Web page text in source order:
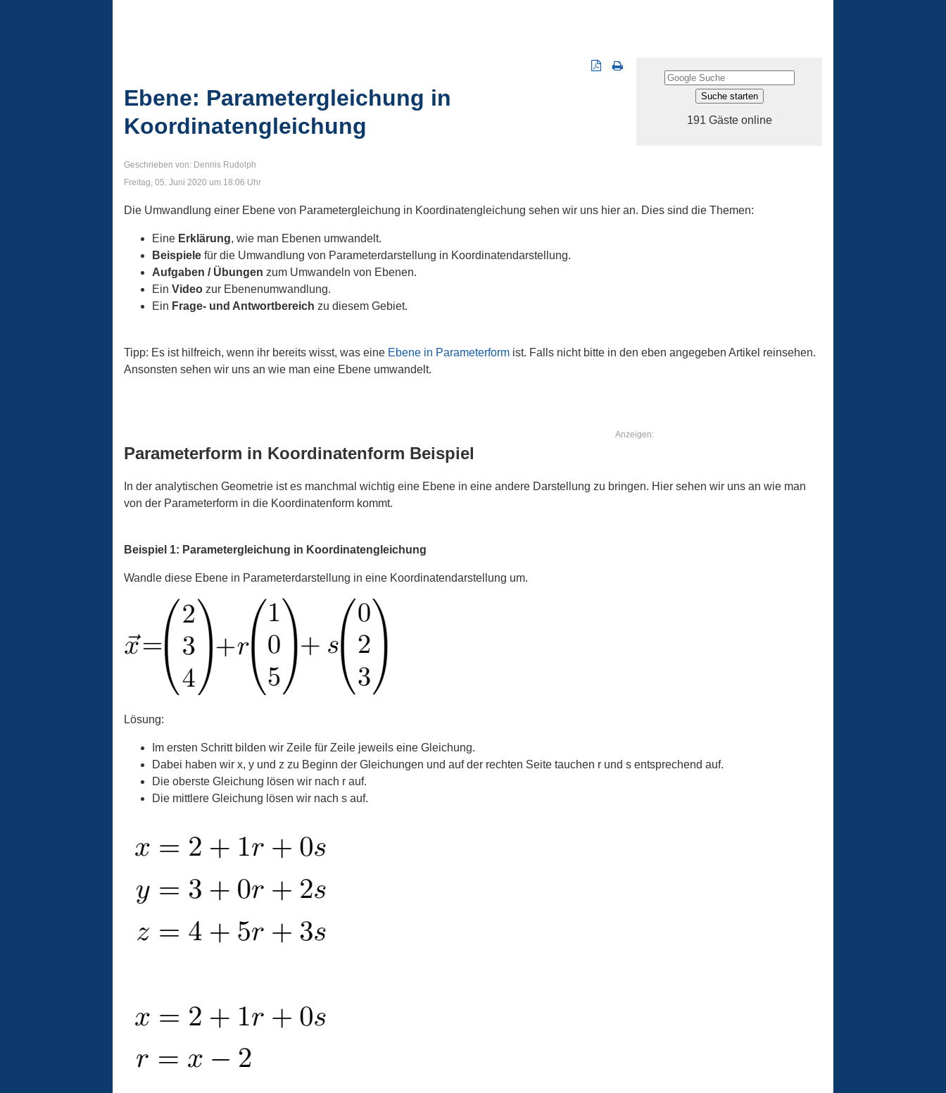
191 Gäste online
Ebene: Parametergleichung in
Koordinatengleichung
Geschrieben von: Dennis Rudolph
Freitag, 05. Juni 2020 um 18:06 Uhr
Die Umwandlung einer Ebene von Parametergleichung in Koordinatengleichung sehen wir uns hier an. Dies sind die Themen:
Eine Erklärung, wie man Ebenen umwandelt.
Beispiele für die Umwandlung von Parameterdarstellung in Koordinatendarstellung.
Aufgaben / Übungen zum Umwandeln von Ebenen.
Ein Video zur Ebenenumwandlung.
Ein Frage- und Antwortbereich zu diesem Gebiet.
Tipp: Es ist hilfreich, wenn ihr bereits wisst, was eine Ebene in Parameterform ist. Falls nicht bitte in den eben angegeben Artikel reinsehen.
Ansonsten sehen wir uns an wie man eine Ebene umwandelt.
Anzeigen:
Parameterform in Koordinatenform Beispiel
In der analytischen Geometrie ist es manchmal wichtig eine Ebene in eine andere Darstellung zu bringen. Hier sehen wir uns an wie man
von der Parameterform in die Koordinatenform kommt.
Beispiel 1: Parametergleichung in Koordinatengleichung
Wandle diese Ebene in Parameterdarstellung in eine Koordinatendarstellung um.
Lösung:
Im ersten Schritt bilden wir Zeile für Zeile jeweils eine Gleichung.
Dabei haben wir x, y und z zu Beginn der Gleichungen und auf der rechten Seite tauchen r und s entsprechend auf.
Die oberste Gleichung lösen wir nach r auf.
Die mittlere Gleichung lösen wir nach s auf.